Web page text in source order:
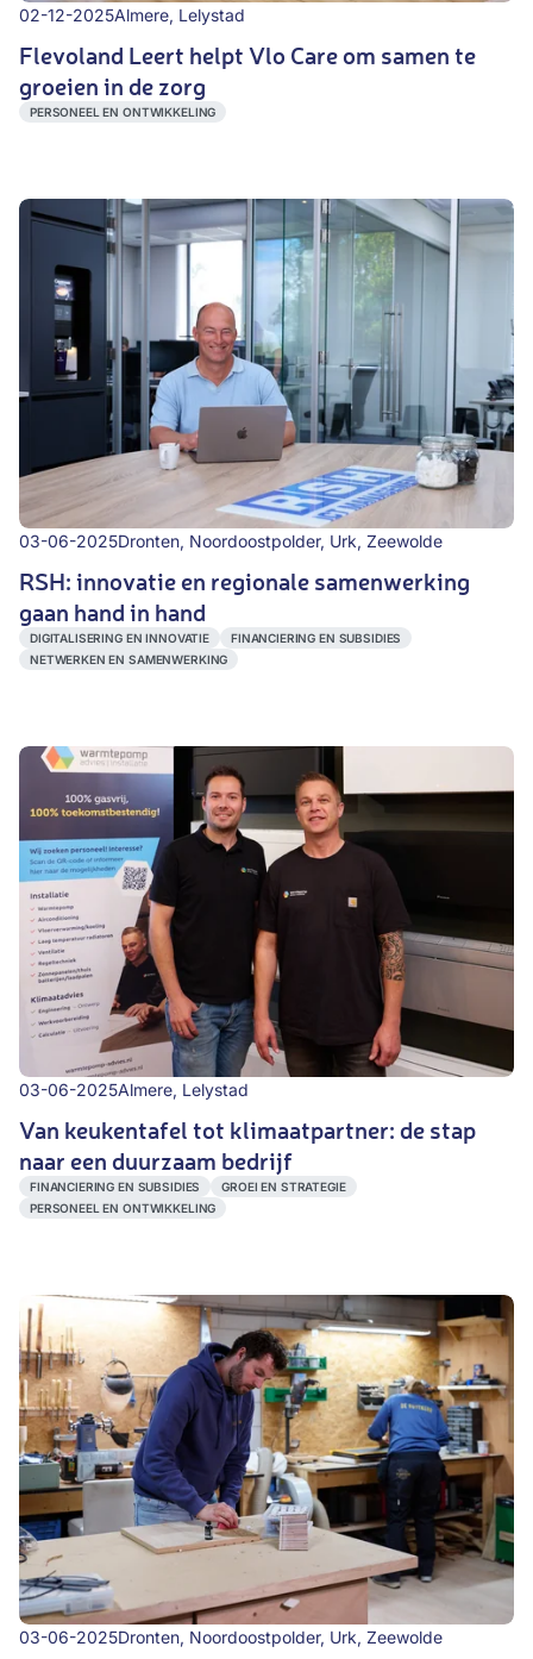
02-12-2025Almere, Lelystad
Flevoland Leert helpt Vlo Care om samen te
groeien in de zorg
PERSONEEL EN ONTWIKKELING
03-06-2025Dronten, Noordoostpolder, Urk, Zeewolde
RSH: innovatie en regionale samenwerking
gaan hand in hand
DIGITALISERING EN INNOVATIE
FINANCIERING EN SUBSIDIES
NETWERKEN EN SAMENWERKING
03-06-2025Almere, Lelystad
Van keukentafel tot klimaatpartner: de stap
naar een duurzaam bedrijf
FINANCIERING EN SUBSIDIES
GROEI EN STRATEGIE
PERSONEEL EN ONTWIKKELING
03-06-2025Dronten, Noordoostpolder, Urk, Zeewolde